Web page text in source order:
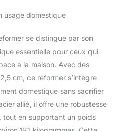
usage domestique
se distingue par son
essentielle pour ceux qui
à la maison. Avec des
cm, ce reformer s’intègre
domestique sans sacrifier
allié, il offre une robustesse
tout en supportant un poids